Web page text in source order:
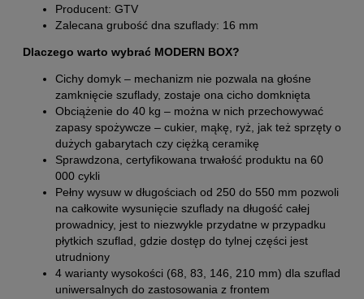
Producent: GTV
Zalecana grubość dna szuflady: 16 mm
Dlaczego warto wybrać MODERN BOX?
Cichy domyk – mechanizm nie pozwala na głośne
zamknięcie szuflady, zostaje ona cicho domknięta
Obciążenie do 40 kg – można w nich przechowywać
zapasy spożywcze – cukier, mąkę, ryż, jak też sprzęty o
dużych gabarytach czy ciężką ceramikę
Sprawdzona, certyfikowana trwałość produktu na 60
000 cykli
Pełny wysuw w długościach od 250 do 550 mm pozwoli
na całkowite wysunięcie szuflady na długość całej
prowadnicy, jest to niezwykle przydatne w przypadku
płytkich szuflad, gdzie dostęp do tylnej części jest
utrudniony
4 warianty wysokości (68, 83, 146, 210 mm) dla szuflad
uniwersalnych do zastosowania z frontem